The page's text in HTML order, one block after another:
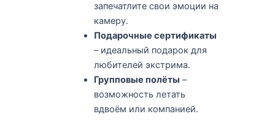
запечатлите свои эмоции на
камеру.
Подарочные сертификаты
– идеальный подарок для
любителей экстрима.
Групповые полёты –
возможность летать
вдвоём или компанией.